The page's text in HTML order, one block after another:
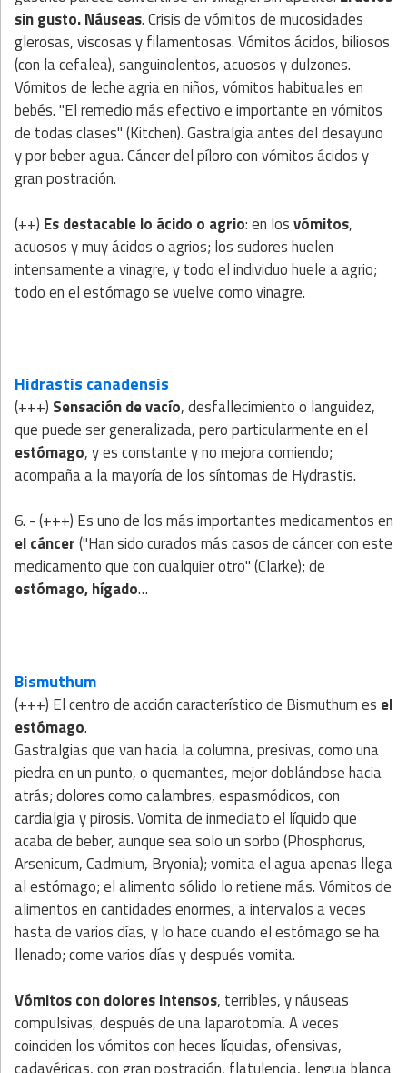
sin gusto. Náuseas. Crisis de vómitos de mucosidades
glerosas, viscosas y filamentosas. Vómitos ácidos, biliosos
(con la cefalea), sanguinolentos, acuosos y dulzones.
Vómitos de leche agria en niños, vómitos habituales en
bebés. "El remedio más efectivo e importante en vómitos
de todas clases" (Kitchen). Gastralgia antes del desayuno
y por beber agua. Cáncer del píloro con vómitos ácidos y
gran postración.
(++) Es destacable lo ácido o agrio: en losvómitos,
acuosos y muy ácidos o agrios; los sudores huelen
intensamente a vinagre, y todo el individuo huele a agrio;
todo en el estómago se vuelve como vinagre.
Hidrastis canadensis
(+++) Sensación de vacío, desfallecimiento o languidez,
que puede ser generalizada, pero particularmente en el
estómago, y es constante y no mejora comiendo;
acompaña a la mayoría de los síntomas de Hydrastis.
6. - (+++) Es uno de los más importantes medicamentos en
el cáncer("Han sido curados más casos de cáncer con este
medicamento que con cualquier otro" (Clarke); de
estómago, hígado…
Bismuthum
(+++) El centro de acción característico de Bismuthum es el
estómago.
Gastralgias que van hacia la columna, presivas, como una
piedra en un punto, o quemantes, mejor doblándose hacia
atrás; dolores como calambres, espasmódicos, con
cardialgia y pirosis. Vomita de inmediato el líquido que
acaba de beber, aunque sea solo un sorbo (Phosphorus,
Arsenicum, Cadmium, Bryonia); vomita el agua apenas llega
al estómago; el alimento sólido lo retiene más. Vómitos de
alimentos en cantidades enormes, a intervalos a veces
hasta de varios días, y lo hace cuando el estómago se ha
llenado; come varios días y después vomita.
Vómitos con dolores intensos, terribles, y náuseas
compulsivas, después de una laparotomía. A veces
coinciden los vómitos con heces líquidas, ofensivas,